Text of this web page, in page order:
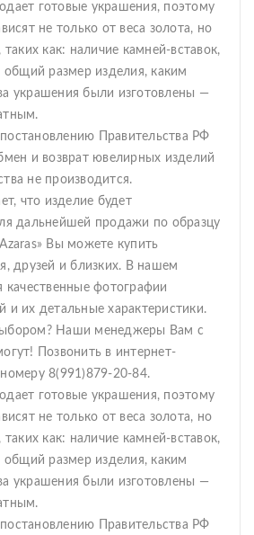
готовые украшения, поэтому
не только от веса золота, но
как: наличие камней-вставок,
общий размер изделия, каким
украшения были изготовлены —
Правительства РФ
и возврат ювелирных изделий
не производится.
что изделие будет
дальнейшей продажи по образцу
Вы можете купить
друзей и близких. В нашем
качественные фотографии
и их детальные характеристики.
Наши менеджеры Вам с
Позвонить в интернет-
8(991)879-20-84.
готовые украшения, поэтому
не только от веса золота, но
как: наличие камней-вставок,
общий размер изделия, каким
украшения были изготовлены —
Правительства РФ